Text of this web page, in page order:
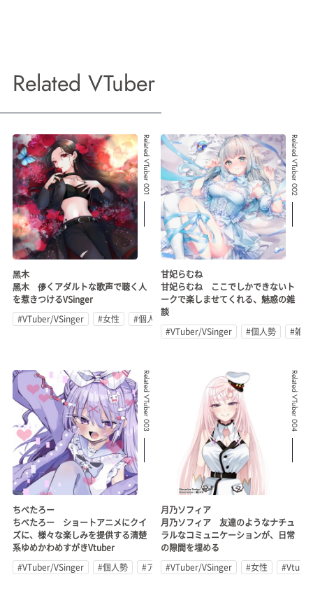
Related VTuber
Related VTuber 001
黑木
黑木 儚くアダルトな歌声で聴く人
を惹きつけるVSinger
#VTuber/VSinger
#女性 #個人勢
Related VTuber 002
甘妃らむね
甘妃らむね ここでしかできないト
ークで楽しませてくれる、魅惑の雑
談
#VTuber/VSinger
#個人勢 #雑談
Related VTuber 003
ちべたろー
ちべたろー ショートアニメにクイ
ズに、様々な楽しみを提供する清楚
系ゆめかわめすがきVtuber
#VTuber/VSinger
#個人勢 #アイドル
Related VTuber 004
月乃ソフィア
月乃ソフィア 友達のようなナチュ
ラルなコミュニケーションが、日常
の隙間を埋める
#VTuber/VSinger
#女性